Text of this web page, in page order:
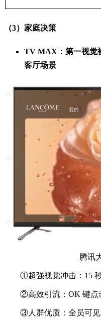
（3）家庭决策
TV MAX：第一视觉
客厅场景
腾讯
①超强视觉冲击：15
②高效引流：OK 键点
③人群优质：全员可